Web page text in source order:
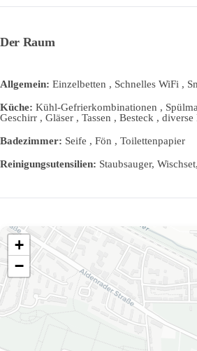
Der Raum
Allgemein: Einzelbetten , Schnelles WiFi ,
Küche: Kühl-Gefrierkombinationen ,
Geschirr , Gläser , Tassen , Besteck ,
Badezimmer: Seife , Fön , Toilettenpapier
Reinigungsutensilien: Staubsauger,
+
−